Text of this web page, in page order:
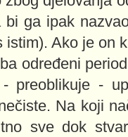
bi ga ipak
istim). Ako je on
određeni
preoblikuje -
Na koji
sve dok